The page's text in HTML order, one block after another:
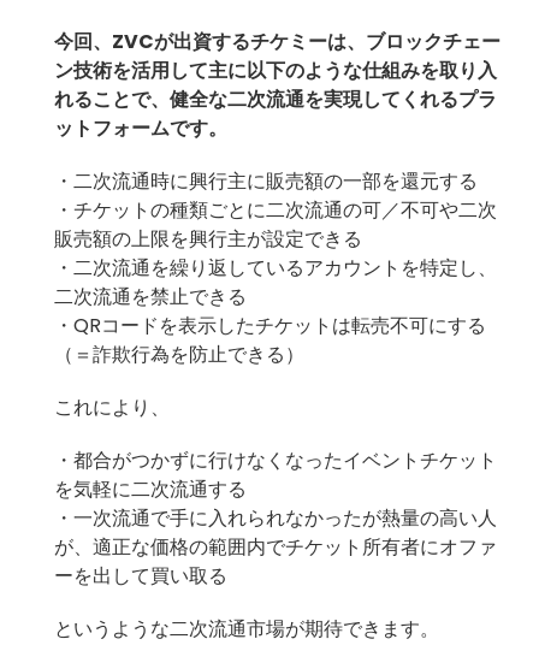
今回、ZVCが出資するチケミーは、ブロックチェー
ン技術を活用して主に以下のような仕組みを取り入
れることで、健全な二次流通を実現してくれるプラ
ットフォームです。
・二次流通時に興行主に販売額の一部を還元する
・チケットの種類ごとに二次流通の可／不可や二次
販売額の上限を興行主が設定できる
・二次流通を繰り返しているアカウントを特定し、
二次流通を禁止できる
・QRコードを表示したチケットは転売不可にする
（＝詐欺行為を防止できる）
これにより、
・都合がつかずに行けなくなったイベントチケット
を気軽に二次流通する
・一次流通で手に入れられなかったが熱量の高い人
が、適正な価格の範囲内でチケット所有者にオファ
ーを出して買い取る
というような二次流通市場が期待できます。